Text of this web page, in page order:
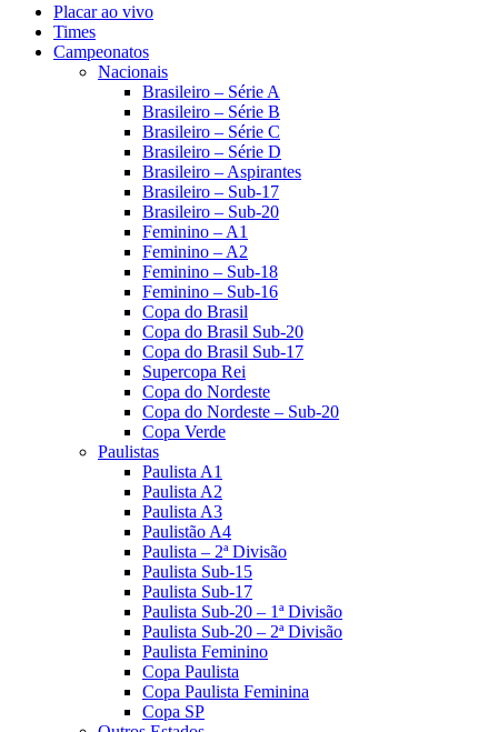
Placar ao vivo
Times
Campeonatos
Nacionais
Brasileiro – Série A
Brasileiro – Série B
Brasileiro – Série C
Brasileiro – Série D
Brasileiro – Aspirantes
Brasileiro – Sub-17
Brasileiro – Sub-20
Feminino – A1
Feminino – A2
Feminino – Sub-18
Feminino – Sub-16
Copa do Brasil
Copa do Brasil Sub-20
Copa do Brasil Sub-17
Supercopa Rei
Copa do Nordeste
Copa do Nordeste – Sub-20
Copa Verde
Paulistas
Paulista A1
Paulista A2
Paulista A3
Paulistão A4
Paulista – 2ª Divisão
Paulista Sub-15
Paulista Sub-17
Paulista Sub-20 – 1ª Divisão
Paulista Sub-20 – 2ª Divisão
Paulista Feminino
Copa Paulista
Copa Paulista Feminina
Copa SP